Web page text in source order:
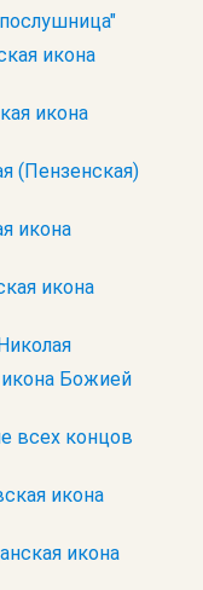
икона
икона
(Пензенская)
икона
икона
икона Божией
всех концов
икона
икона